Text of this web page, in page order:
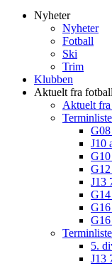
Nyheter
Nyheter
Fotball
Ski
Trim
Klubben
Aktuelt fra fotball
Aktuelt
J10
G12
J13
G14
5.
J13